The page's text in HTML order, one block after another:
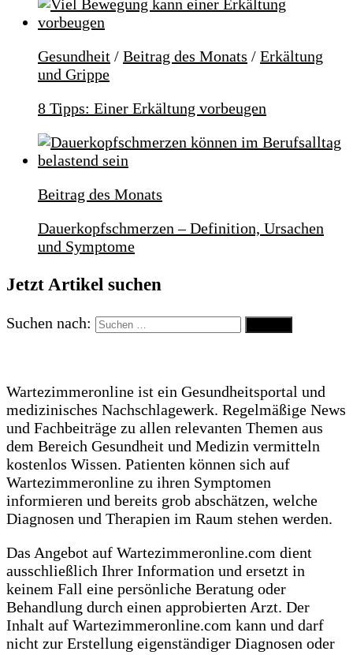
Gesundheit / Beitrag des Monats / Erkältung
und Grippe
8 Tipps: Einer Erkältung vorbeugen
Beitrag des Monats
Dauerkopfschmerzen – Definition, Ursachen
und Symptome
Jetzt Artikel suchen
Suchen nach:
Wartezimmeronline ist ein Gesundheitsportal und
medizinisches Nachschlagewerk. Regelmäßige News
und Fachbeiträge zu allen relevanten Themen aus
dem Bereich Gesundheit und Medizin vermitteln
kostenlos Wissen. Patienten können sich auf
Wartezimmeronline zu ihren Symptomen
informieren und bereits grob abschätzen, welche
Diagnosen und Therapien im Raum stehen werden.
Das Angebot auf Wartezimmeronline.com dient
ausschließlich Ihrer Information und ersetzt in
keinem Fall eine persönliche Beratung oder
Behandlung durch einen approbierten Arzt. Der
Inhalt auf Wartezimmeronline.com kann und darf
nicht zur Erstellung eigenständiger Diagnosen oder